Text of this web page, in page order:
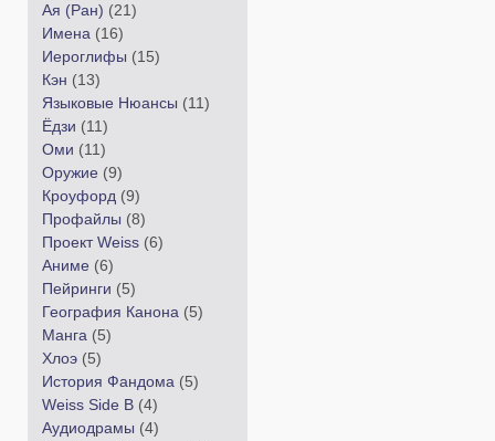
Ая (Ран) (21)
Имена (16)
Иероглифы (15)
Кэн (13)
Языковые Нюансы (11)
Ёдзи (11)
Оми (11)
Оружие (9)
Кроуфорд (9)
Профайлы (8)
Проект Weiss (6)
Аниме (6)
Пейринги (5)
География Канона (5)
Манга (5)
Хлоэ (5)
История Фандома (5)
Weiss Side B (4)
Аудиодрамы (4)